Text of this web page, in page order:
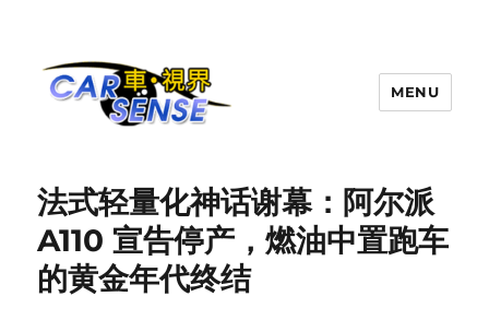
MENU
法式轻量化神话谢幕：阿尔派
A110 宣告停产，燃油中置跑车
的黄金年代终结